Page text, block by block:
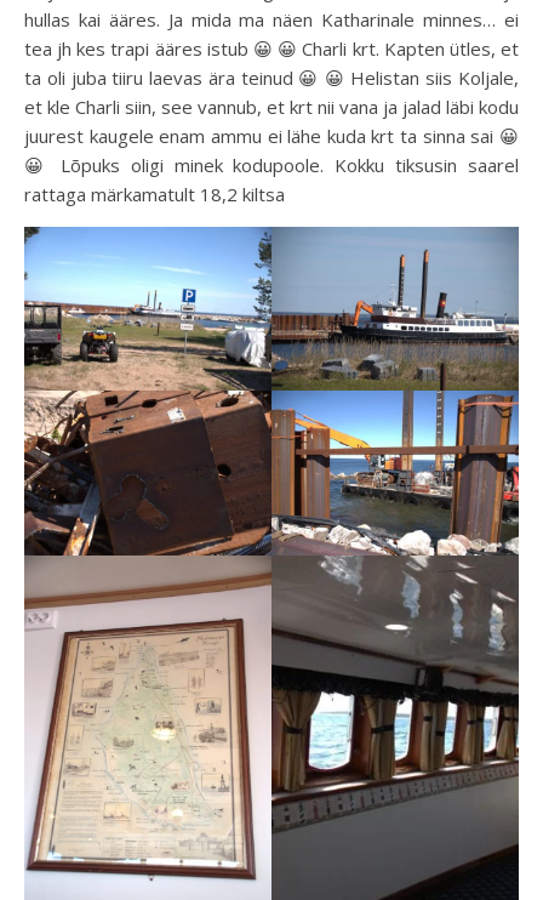
hullas kai ääres. Ja mida ma näen Katharinale minnes… ei
tea jh kes trapi ääres istub 😀 😀 Charli krt. Kapten ütles, et
ta oli juba tiiru laevas ära teinud 😀 😀 Helistan siis Koljale,
et kle Charli siin, see vannub, et krt nii vana ja jalad läbi kodu
juurest kaugele enam ammu ei lähe kuda krt ta sinna sai 😀
😀 Lõpuks oligi minek kodupoole. Kokku tiksusin saarel
rattaga märkamatult 18,2 kiltsa